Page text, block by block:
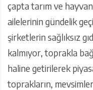
çapta tarım ve
ailelerinin gündelik
şirketlerin sağlıksız
kalmıyor, toprakla
haline getirilerek
toprakların,